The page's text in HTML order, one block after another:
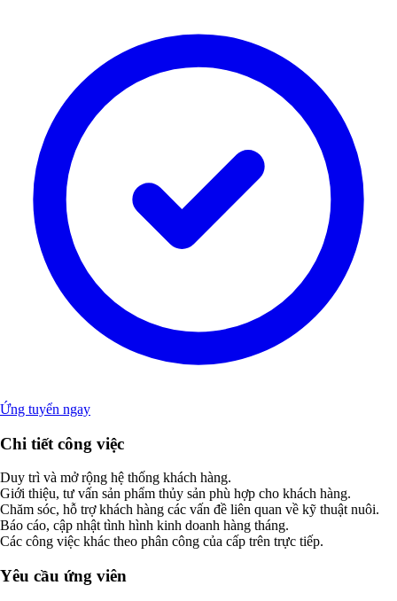
Ứng tuyển ngay
Chi tiết công việc
Duy trì và mở rộng hệ thống khách hàng.
Giới thiệu, tư vấn sản phẩm thủy sản phù hợp cho khách hàng.
Chăm sóc, hỗ trợ khách hàng các vấn đề liên quan về kỹ thuật nuôi.
Báo cáo, cập nhật tình hình kinh doanh hàng tháng.
Các công việc khác theo phân công của cấp trên trực tiếp.
Yêu cầu ứng viên